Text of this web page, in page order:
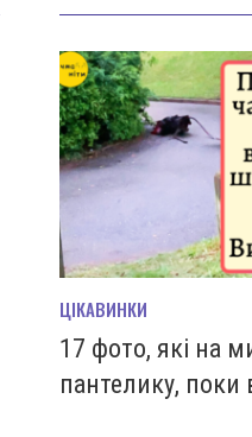
ЦІКАВИНКИ
17 фото, які на
пантелику, поки